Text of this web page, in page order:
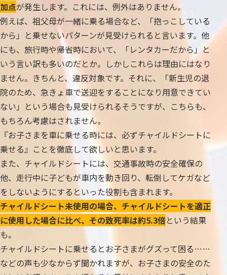
加点が発生します。これには、例外はありません。
例えば、祖父母が一緒に乗る場合など、「抱っこしている
から」と乗せないパターンが見受けられると言います。他
にも、旅行時や帰省時において、「レンタカーだから」と
いう言い訳も多いのだとか。しかしこれらは理由にはなり
ません。きちんと、違反対象です。それに、「新生児の退
院のため、急きょ車で送迎をすることになり用意できてい
ない」という場合も見受けられるそうですが、こちらも、
もちろん考慮はされません。
『お子さまを車に乗せる時には、必ずチャイルドシートに
乗せる』ことを徹底して欲しいと思います。
また、チャイルドシートには、交通事故時の安全確保の
他、走行中に子どもが車内を動き回り、転倒してケガなど
をしないようにするといった役割も含まれます。
チャイルドシート未使用の場合、チャイルドシートを適正
に使用した場合に比べ、その致死率は約5.3倍という結果
も。
チャイルドシートに乗せるとお子さまがグズって困る……
などの声も少なからず聞かれますが、お子さまの安全のた